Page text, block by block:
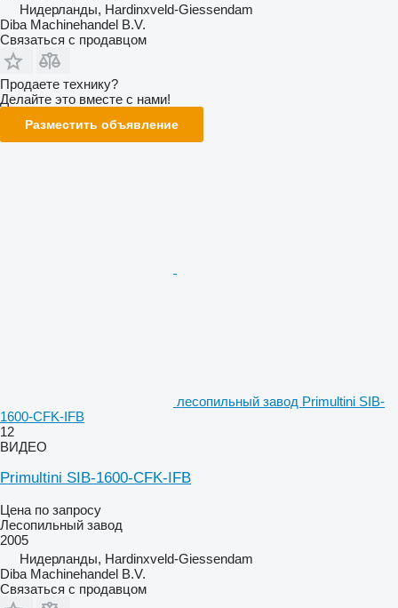
Нидерланды, Hardinxveld-Giessendam
Diba Machinehandel B.V.
Связаться с продавцом
Продаете технику?
Делайте это вместе с нами!
Разместить объявление
лесопильный завод Primultini SIB-
1600-CFK-IFB
12
ВИДЕО
Primultini SIB-1600-CFK-IFB
Цена по запросу
Лесопильный завод
2005
Нидерланды, Hardinxveld-Giessendam
Diba Machinehandel B.V.
Связаться с продавцом